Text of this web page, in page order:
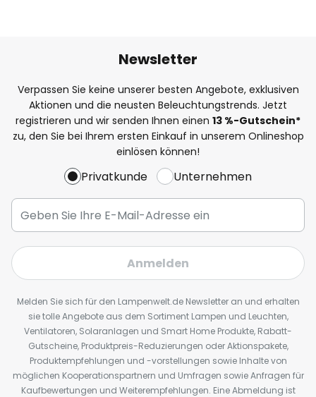
Newsletter
Verpassen Sie keine unserer besten Angebote, exklusiven
Aktionen und die neusten Beleuchtungstrends. Jetzt
registrieren und wir senden Ihnen einen 13 %-Gutschein*
zu, den Sie bei Ihrem ersten Einkauf in unserem Onlineshop
einlösen können!
Privatkunde Unternehmen
Anmelden
Melden Sie sich für den Lampenwelt.de Newsletter an und erhalten
sie tolle Angebote aus dem Sortiment Lampen und Leuchten,
Ventilatoren, Solaranlagen und Smart Home Produkte, Rabatt-
Gutscheine, Produktpreis-Reduzierungen oder Aktionspakete,
Produktempfehlungen und -vorstellungen sowie Inhalte von
möglichen Kooperationspartnern und Umfragen sowie Anfragen für
Kaufbewertungen und Weiterempfehlungen. Eine Abmeldung ist